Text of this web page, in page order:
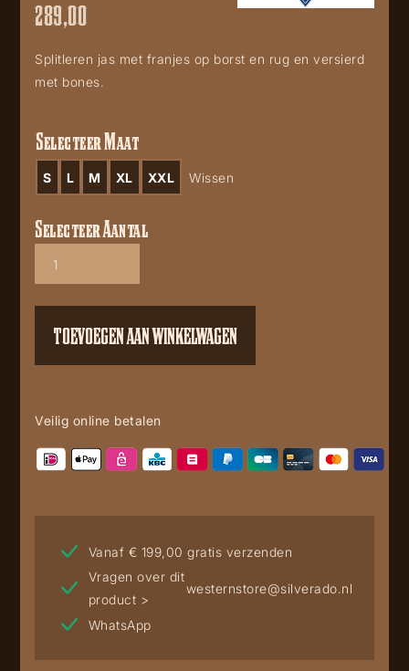
289,00
Splitleren jas met franjes op borst en rug en versierd
met bones.
Selecteer Maat
S L M XL XXL Wissen
Codi
Selecteer Aantal
TOEVOEGEN AAN WINKELWAGEN
Veilig online betalen
Vanaf € 199,00 gratis verzenden
Vragen over dit
product >
westernstore@silverado.nl
WhatsApp